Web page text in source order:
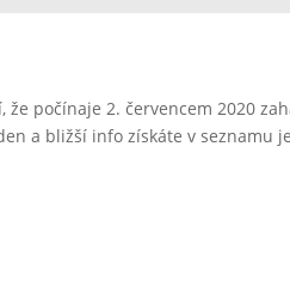
že počínaje 2. červencem 2020
a bližší info získáte v seznamu